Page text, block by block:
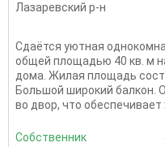
Лазаревский р-н
Сдаётся уютная
общей площадью 40 кв. м
дома. Жилая площадь
Большой широкий балкон.
во двор, что обеспечивает
Собственник